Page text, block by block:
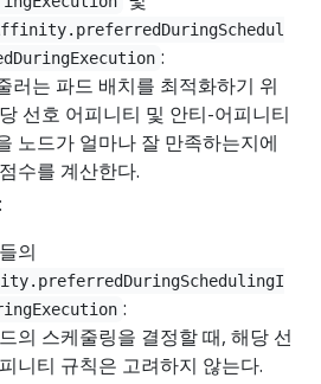
:
러는 파드 배치를 최적화하기 위
선호 어피니티 및 안티-어피니티
노드가 얼마나 잘 만족하는지에
수를 계산한다.
의
:
의 스케줄링을 결정할 때, 해당 선
니티 규칙은 고려하지 않는다.